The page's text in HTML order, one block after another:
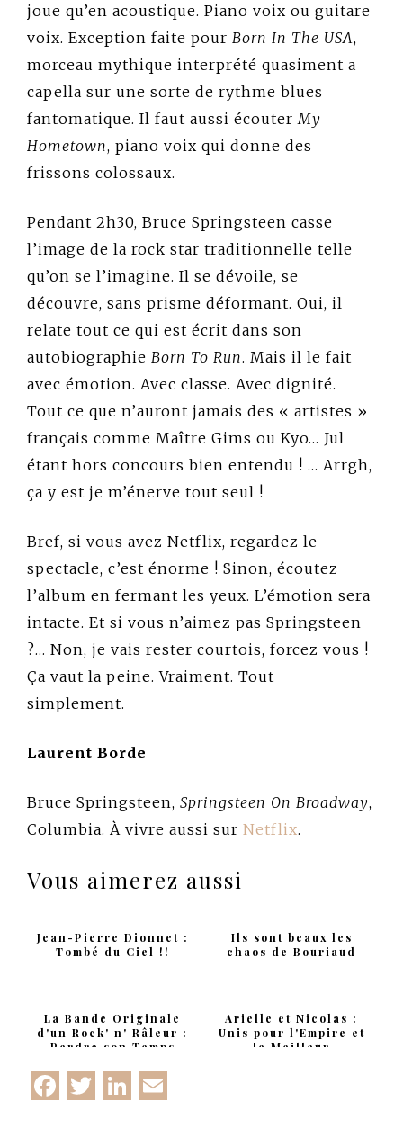
joue qu’en acoustique. Piano voix ou guitare
voix. Exception faite pour Born In The USA,
morceau mythique interprété quasiment a
capella sur une sorte de rythme blues
fantomatique. Il faut aussi écouter My
Hometown, piano voix qui donne des
frissons colossaux.
Pendant 2h30, Bruce Springsteen casse
l’image de la rock star traditionnelle telle
qu’on se l’imagine. Il se dévoile, se
découvre, sans prisme déformant. Oui, il
relate tout ce qui est écrit dans son
autobiographie Born To Run. Mais il le fait
avec émotion. Avec classe. Avec dignité.
Tout ce que n’auront jamais des « artistes »
français comme Maître Gims ou Kyo… Jul
étant hors concours bien entendu ! … Arrgh,
ça y est je m’énerve tout seul !
Bref, si vous avez Netflix, regardez le
spectacle, c’est énorme ! Sinon, écoutez
l’album en fermant les yeux. L’émotion sera
intacte. Et si vous n’aimez pas Springsteen
?… Non, je vais rester courtois, forcez vous !
Ça vaut la peine. Vraiment. Tout
simplement.
Laurent Borde
Bruce Springsteen, Springsteen On Broadway,
Columbia. À vivre aussi sur Netflix.
Vous aimerez aussi
Jean-Pierre Dionnet :
Tombé du Ciel !!
Ils sont beaux les
chaos de Bouriaud
La Bande Originale
d'un Rock' n' Râleur :
Perdre son Temps
Arielle et Nicolas :
Unis pour l'Empire et
le Meilleur
Facebook
Twitter
LinkedIn